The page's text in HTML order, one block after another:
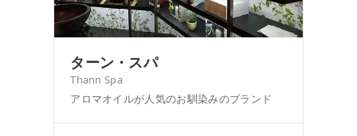
ターン・スパ
Thann Spa
アロマオイルが人気のお馴染みのブランド